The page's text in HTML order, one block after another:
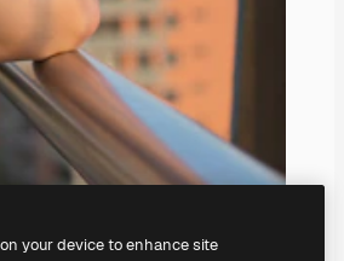
your device to enhance site